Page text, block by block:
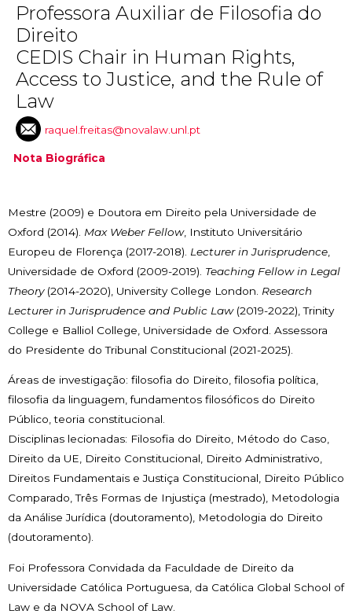
Professora Auxiliar de Filosofia do
Direito
CEDIS Chair in Human Rights,
Access to Justice, and the Rule of
Law
raquel.freitas@novalaw.unl.pt
Nota Biográfica
Mestre (2009) e Doutora em Direito pela Universidade de
Oxford (2014). Max Weber Fellow, Instituto Universitário
Europeu de Florença (2017-2018). Lecturer in Jurisprudence
Universidade de Oxford (2009-2019). Teaching Fellow in Legal
Theory(2014-2020), University College London. Research
Lecturer in Jurisprudence and Public Law(2019-2022), Trinity
College e Balliol College, Universidade de Oxford. Assessora
do Presidente do Tribunal Constitucional (2021-2025).
Áreas de investigação: filosofia do Direito, filosofia política,
filosofia da linguagem, fundamentos filosóficos do Direito
Público, teoria constitucional.
Disciplinas lecionadas: Filosofia do Direito, Método do Caso,
Direito da UE, Direito Constitucional, Direito Administrativo,
Direitos Fundamentais e Justiça Constitucional, Direito Público
Comparado, Três Formas de Injustiça (mestrado), Metodologia
da Análise Jurídica (doutoramento), Metodologia do Direito
(doutoramento).
Foi Professora Convidada da Faculdade de Direito da
Universidade Católica Portuguesa, da Católica Global School of
Law e da NOVA School of Law.